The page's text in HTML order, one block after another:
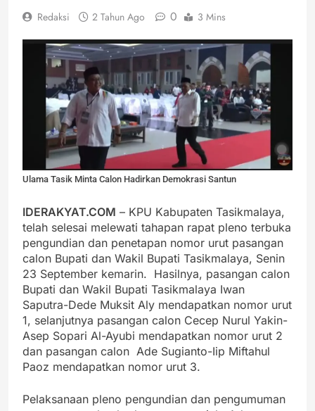
Redaksi 2 Tahun Ago 0 3 Mins
Ulama Tasik Minta Calon Hadirkan Demokrasi Santun
IDERAKYAT.COM – KPU Kabupaten Tasikmalaya,
telah selesai melewati tahapan rapat pleno terbuka
pengundian dan penetapan nomor urut pasangan
calon Bupati dan Wakil Bupati Tasikmalaya, Senin
23 September kemarin. Hasilnya, pasangan calon
Bupati dan Wakil Bupati Tasikmalaya Iwan
Saputra-Dede Muksit Aly mendapatkan nomor urut
1, selanjutnya pasangan calon Cecep Nurul Yakin-
Asep Sopari Al-Ayubi mendapatkan nomor urut 2
dan pasangan calon Ade Sugianto-Iip Miftahul
Paoz mendapatkan nomor urut 3.
Pelaksanaan pleno pengundian dan pengumuman